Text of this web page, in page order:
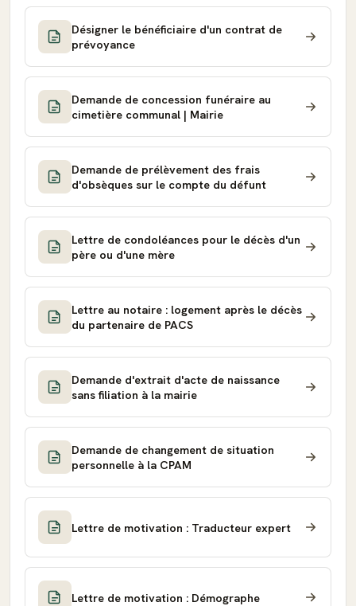
Désigner le bénéficiaire d'un contrat de
prévoyance
Demande de concession funéraire au
cimetière communal | Mairie
Demande de prélèvement des frais
d'obsèques sur le compte du défunt
Lettre de condoléances pour le décès d'un
père ou d'une mère
Lettre au notaire : logement après le décès
du partenaire de PACS
Demande d'extrait d'acte de naissance
sans filiation à la mairie
Demande de changement de situation
personnelle à la CPAM
Lettre de motivation : Traducteur expert
Lettre de motivation : Démographe